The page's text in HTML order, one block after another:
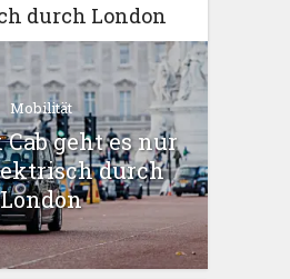
durch London
Mobilität
geht es nur
durch
London